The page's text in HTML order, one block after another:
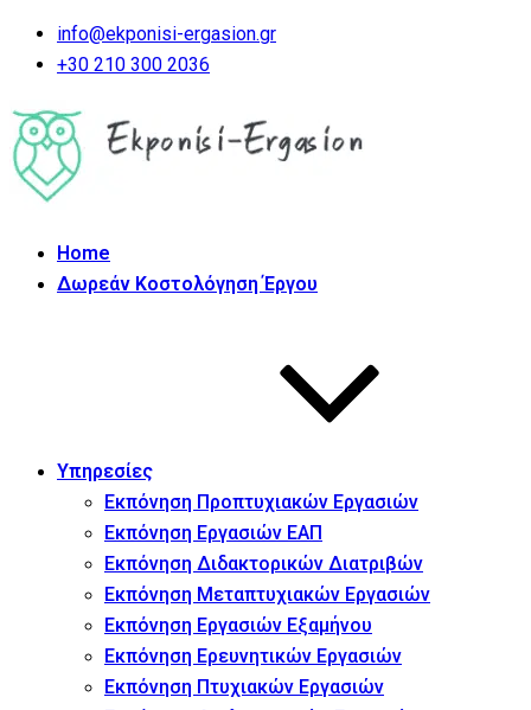
info@ekponisi-ergasion.gr
+30 210 300 2036
Home
Δωρεάν Κοστολόγηση Έργου
Υπηρεσίες
Εκπόνηση Προπτυχιακών Εργασιών
Εκπόνηση Εργασιών ΕΑΠ
Εκπόνηση Διδακτορικών Διατριβών
Εκπόνηση Μεταπτυχιακών Εργασιών
Εκπόνηση Εργασιών Εξαμήνου
Εκπόνηση Ερευνητικών Εργασιών
Εκπόνηση Πτυχιακών Εργασιών